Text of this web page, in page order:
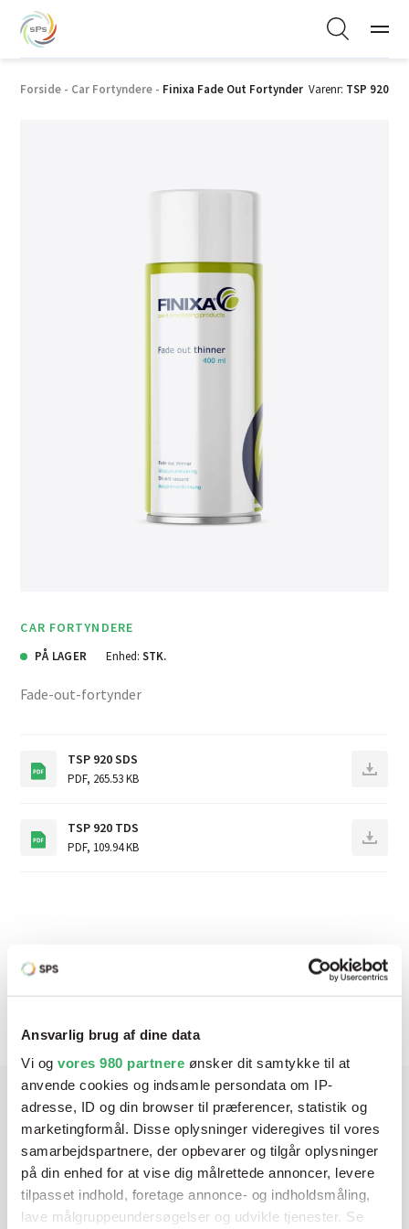
Ansvarlig brug af dine data
Vi og vores 980 partnere ønsker dit samtykke til at
anvende cookies og indsamle persondata om IP-
adresse, ID og din browser til præferencer, statistik og
marketingformål. Disse oplysninger videregives til vores
samarbejdspartnere, der opbevarer og tilgår oplysninger
på din enhed for at vise dig målrettede annoncer, levere
tilpasset indhold, foretage annonce- og indholdsmåling,
lave målgruppeundersøgelser og udvikle tjenester. Se
Forside - Car Fortyndere - Finixa Fade Out Fortynder Varenr: TSP 920
CAR FORTYNDERE
PÅ LAGER Enhed: STK.
Fade-out-fortynder
TSP 920 SDS
PDF, 265.53 KB
TSP 920 TDS
PDF, 109.94 KB
Produktbeskrivelse
Har du brug for hjælp? Vi sidder
klar ved telefonen
Vi tilbyder et bredt sortiment af produkter til